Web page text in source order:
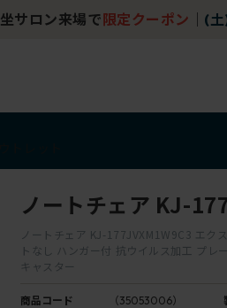
坐サロン来場で 限定クーポン (土
ノートチェア KJ-
ノートチェア KJ-177JVXM1W9C3 エク
トなし ハンガー付 抗ウイルス加工 プレ
キャスター
商品コード （35053006）